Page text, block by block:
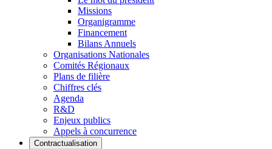
Missions
Organigramme
Financement
Bilans Annuels
Organisations Nationales
Comités Régionaux
Plans de filière
Chiffres clés
Agenda
R&D
Enjeux publics
Appels à concurrence
Contractualisation